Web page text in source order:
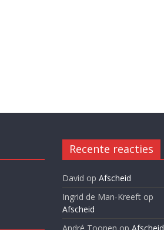
Recente reacties
David op Afscheid
Ingrid de Man-Kreeft op
Afscheid